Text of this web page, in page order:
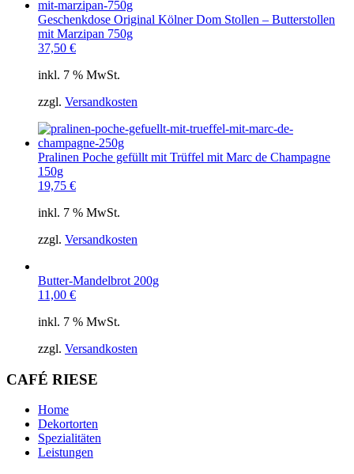
Geschenkdose Original Kölner Dom Stollen – Butterstollen
mit Marzipan 750g
37,50 €
inkl. 7 % MwSt.
zzgl. Versandkosten
Pralinen Poche gefüllt mit Trüffel mit Marc de Champagne
150g
19,75 €
inkl. 7 % MwSt.
zzgl. Versandkosten
Butter-Mandelbrot 200g
11,00 €
inkl. 7 % MwSt.
zzgl. Versandkosten
CAFÉ RIESE
Home
Dekortorten
Spezialitäten
Leistungen